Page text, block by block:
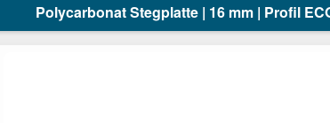
Polycarbonat Stegplatte | 16 mm | Profil